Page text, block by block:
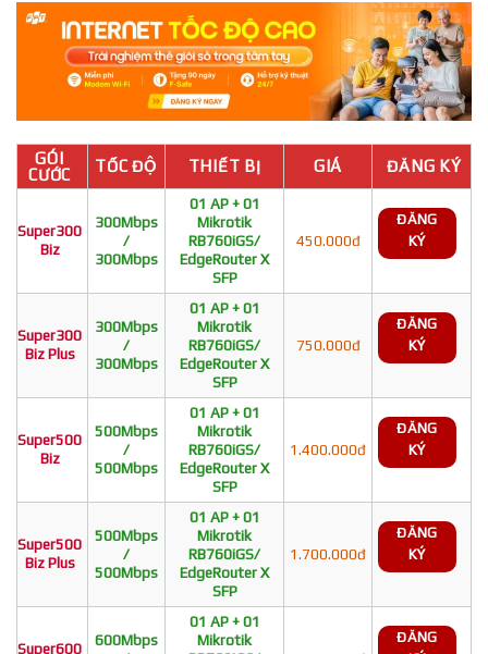
GÓI
CƯỚC
TỐC ĐỘ THIẾT BỊ GIÁ ĐĂNG KÝ
Super300
Biz
300Mbps
/
300Mbps
01 AP + 01
Mikrotik
RB760iGS/
EdgeRouter X
SFP
450.000đ
ĐĂNG
KÝ
Super300
Biz Plus
300Mbps
/
300Mbps
01 AP + 01
Mikrotik
RB760iGS/
EdgeRouter X
SFP
750.000đ
ĐĂNG
KÝ
Super500
Biz
500Mbps
/
500Mbps
01 AP + 01
Mikrotik
RB760iGS/
EdgeRouter X
SFP
1.400.000đ
ĐĂNG
KÝ
Super500
Biz Plus
500Mbps
/
500Mbps
01 AP + 01
Mikrotik
RB760iGS/
EdgeRouter X
SFP
1.700.000đ
ĐĂNG
KÝ
Super600
600Mbps
01 AP + 01
Mikrotik
ĐĂNG